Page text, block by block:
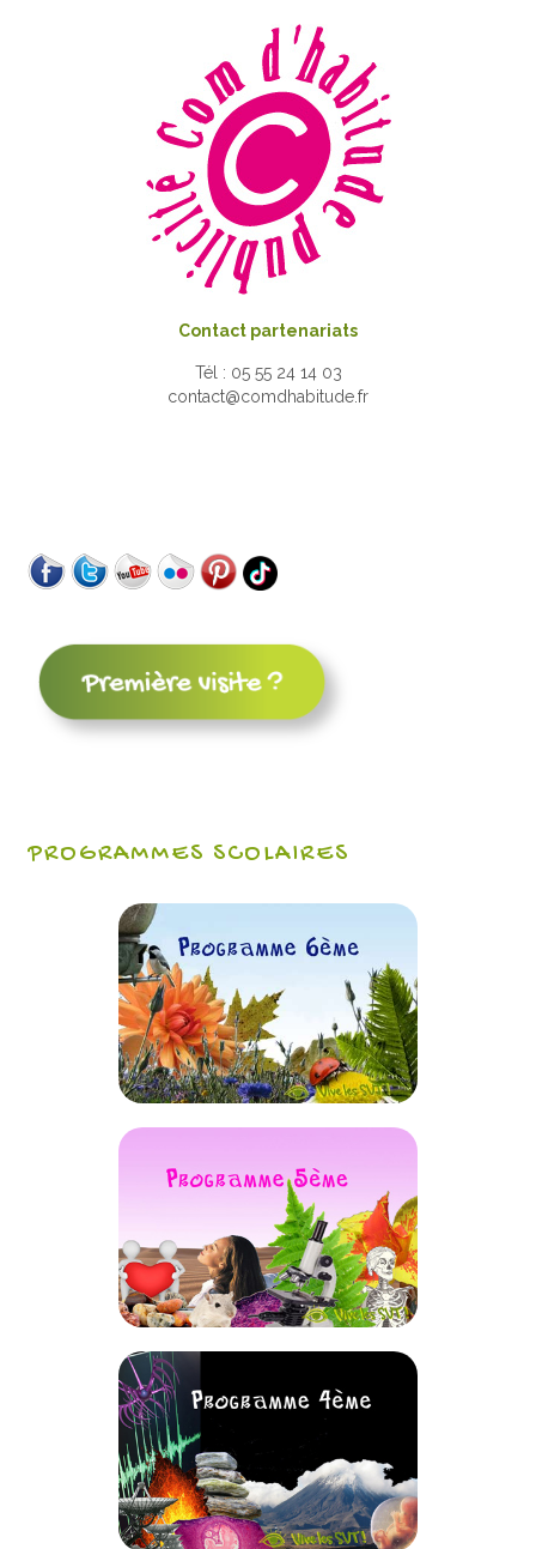
Contact partenariats
Tél : 05 55 24 14 03
contact@comdhabitude.fr
PROGRAMMES SCOLAIRES